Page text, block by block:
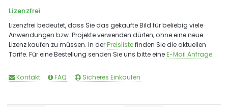
Lizenzfrei
Lizenzfrei bedeutet, dass Sie das gekaufte Bild für beliebig viele
Anwendungen bzw. Projekte verwenden dürfen, ohne eine neue
Lizenz kaufen zu müssen. In derPreislistefinden Sie die aktuellen
Tarife. Für eine Bestellung senden Sie uns bitte eineE-Mail Anfrage.
Kontakt FAQ Sicheres Einkaufen